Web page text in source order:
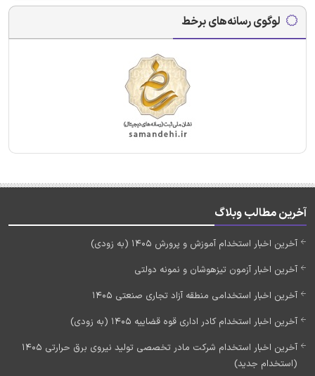
لوگوی رسانه‌های برخط
آخرین مطالب وبلاگ
آخرین اخبار استخدام آموزش و پرورش 1405 (به زودی)
آخرین اخبار آزمون تیزهوشان و نمونه دولتی
آخرین اخبار استخدامی منطقه آزاد تجاری صنعتی 1405
آخرین اخبار استخدام کادر اداری قوه قضاییه 1405 (به زودی)
آخرین اخبار استخدام شرکت مادر تخصصی تولید نیروی برق حرارتی 1405
(استخدام جدید)